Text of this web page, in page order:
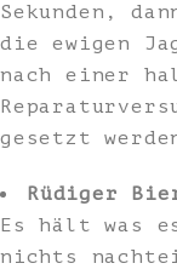
Sekunden,
die ewigen
nach einer
gesetzt
Rüdiger
Es hält was
nichts